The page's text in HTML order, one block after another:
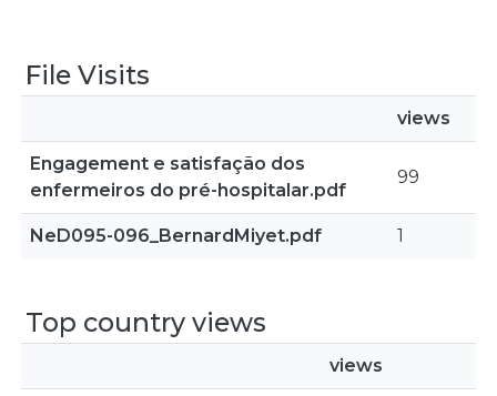
File Visits
views
Engagement e satisfação dos
enfermeiros do pré-hospitalar.pdf
99
NeD095-096_BernardMiyet.pdf 1
Top country views
views